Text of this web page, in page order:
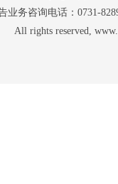
务咨询电话：0731-
All rights reserved,